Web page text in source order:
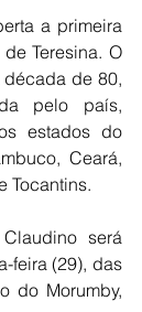
a primeira
Teresina. O
de 80,
pelo país,
estados do
Ceará,
Tocantins.
será
feira (29), das
do Morumby,